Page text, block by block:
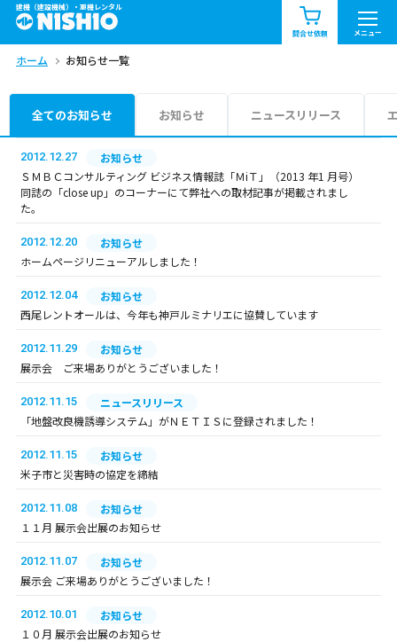
建機（建設機械）・重機レンタル
問合せ依頼 メニュー
商品一覧 お知らせ一覧
問合せ依頼リスト
エリア情報を見る
中部 関西 中国・四国
九州・沖縄（外部）
ホーム お知らせ一覧
全てのお知らせ お知らせ ニュースリリース
2012.12.27
お知らせ
ＳＭＢＣコンサルティング ビジネス情報誌「ＭiＴ」（2013 年1 月号）
同誌の「close up」のコーナーにて弊社への取材記事が掲載されまし
た。
2012.12.20
お知らせ
ホームページリニューアルしました！
2012.12.04
お知らせ
西尾レントオールは、今年も神戸ルミナリエに協賛しています
2012.11.29
お知らせ
展示会 ご来場ありがとうございました！
2012.11.15
ニュースリリース
「地盤改良機誘導システム」がＮＥＴＩＳに登録されました！
2012.11.15
お知らせ
米子市と災害時の協定を締結
2012.11.08
お知らせ
１１月 展示会出展のお知らせ
2012.11.07
お知らせ
展示会 ご来場ありがとうございました！
2012.10.01
お知らせ
１０月 展示会出展のお知らせ